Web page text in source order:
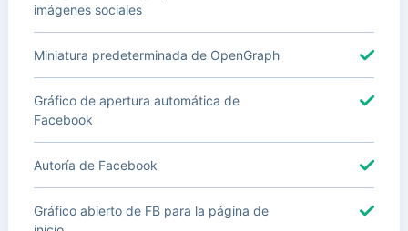
imágenes sociales
Miniatura predeterminada de OpenGraph
Gráfico de apertura automática de
Facebook
Autoría de Facebook
Gráfico abierto de FB para la página de